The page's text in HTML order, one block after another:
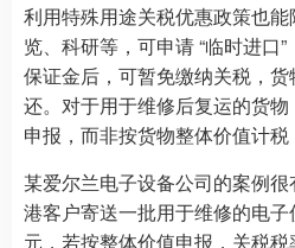
利用特殊用途关税优惠政策也
览、科研等，可申请 “临时进口
保证金后，可暂免缴纳关税，
还。对于用于维修后复运的货
申报，而非按货物整体价值计税
某爱尔兰电子设备公司的案例
港客户寄送一批用于维修的电
元，若按整体价值申报，关税